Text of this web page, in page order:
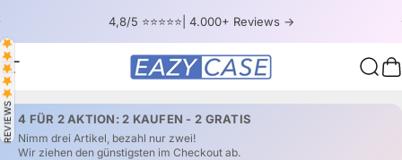
4,8/5 ⭐⭐⭐⭐⭐| 4.000+ Reviews ->
Seitennavigation EAZY CASE
REVIEWS 4 FÜR 2 AKTION: 2 KAUFEN - 2 GRATIS
Nimm drei Artikel, bezahl nur zwei!
Wir ziehen den günstigsten im Checkout ab.